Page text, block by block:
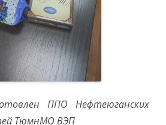
ППО Нефтеюганских
ТюмнМО ВЭП